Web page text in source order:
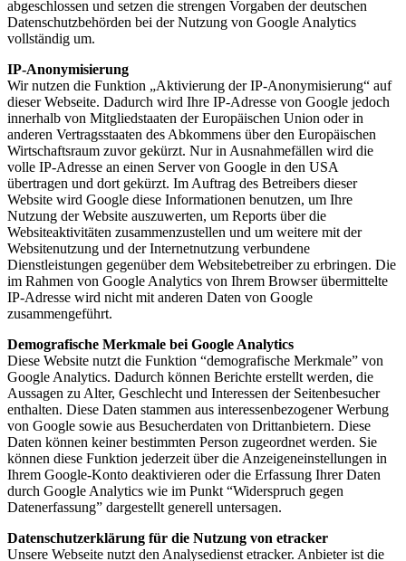
abgeschlossen und setzen die strengen Vorgaben der deutschen
Datenschutzbehörden bei der Nutzung von Google Analytics
vollständig um.
IP-Anonymisierung
Wir nutzen die Funktion „Aktivierung der IP-Anonymisierung“ auf
dieser Webseite. Dadurch wird Ihre IP-Adresse von Google jedoch
innerhalb von Mitgliedstaaten der Europäischen Union oder in
anderen Vertragsstaaten des Abkommens über den Europäischen
Wirtschaftsraum zuvor gekürzt. Nur in Ausnahmefällen wird die
volle IP-Adresse an einen Server von Google in den USA
übertragen und dort gekürzt. Im Auftrag des Betreibers dieser
Website wird Google diese Informationen benutzen, um Ihre
Nutzung der Website auszuwerten, um Reports über die
Websiteaktivitäten zusammenzustellen und um weitere mit der
Websitenutzung und der Internetnutzung verbundene
Dienstleistungen gegenüber dem Websitebetreiber zu erbringen. Die
im Rahmen von Google Analytics von Ihrem Browser übermittelte
IP-Adresse wird nicht mit anderen Daten von Google
zusammengeführt.
Demografische Merkmale bei Google Analytics
Diese Website nutzt die Funktion “demografische Merkmale” von
Google Analytics. Dadurch können Berichte erstellt werden, die
Aussagen zu Alter, Geschlecht und Interessen der Seitenbesucher
enthalten. Diese Daten stammen aus interessenbezogener Werbung
von Google sowie aus Besucherdaten von Drittanbietern. Diese
Daten können keiner bestimmten Person zugeordnet werden. Sie
können diese Funktion jederzeit über die Anzeigeneinstellungen in
Ihrem Google-Konto deaktivieren oder die Erfassung Ihrer Daten
durch Google Analytics wie im Punkt “Widerspruch gegen
Datenerfassung” dargestellt generell untersagen.
Datenschutzerklärung für die Nutzung von etracker
Unsere Webseite nutzt den Analysedienst etracker. Anbieter ist die